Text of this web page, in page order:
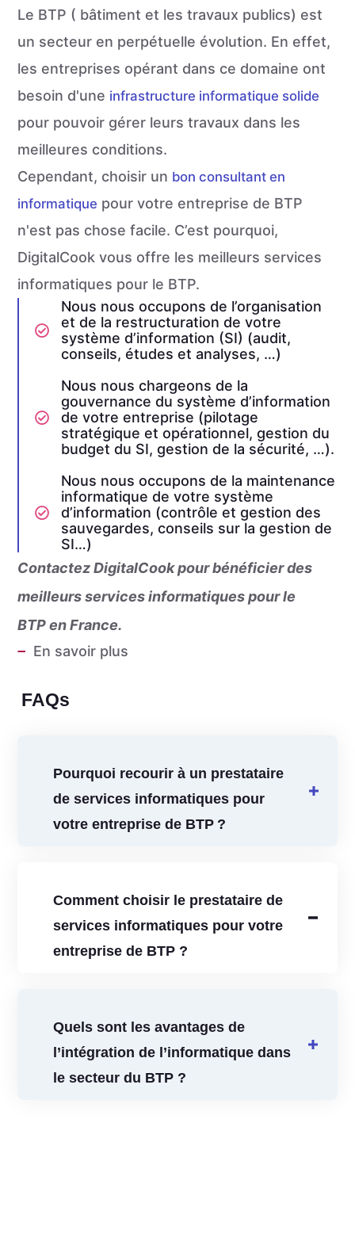
Le BTP ( bâtiment et les travaux publics) est
un secteur en perpétuelle évolution. En effet,
les entreprises opérant dans ce domaine ont
besoin d'une infrastructure informatique solide
pour pouvoir gérer leurs travaux dans les
meilleures conditions.
Cependant, choisir un bon consultant en
informatique pour votre entreprise de BTP
n'est pas chose facile. C’est pourquoi,
DigitalCook vous offre les meilleurs services
informatiques pour le BTP.
Nous nous occupons de l’organisation
et de la restructuration de votre
système d’information (SI) (audit,
conseils, études et analyses, …)
Nous nous chargeons de la
gouvernance du système d’information
de votre entreprise (pilotage
stratégique et opérationnel, gestion du
budget du SI, gestion de la sécurité, …).
Nous nous occupons de la maintenance
informatique de votre système
d’information (contrôle et gestion des
sauvegardes, conseils sur la gestion de
SI…)
Contactez DigitalCook pour bénéficier des
meilleurs servicesinformatiques pour le
BTPen France.
En savoir plus
FAQs
Pourquoi recourir à un prestataire
de services informatiques pour
votre entreprise de BTP ?
Comment choisir le prestataire de
services informatiques pour votre
entreprise de BTP ?
Quels sont les avantages de
l’intégration de l’informatique dans
le secteur du BTP ?